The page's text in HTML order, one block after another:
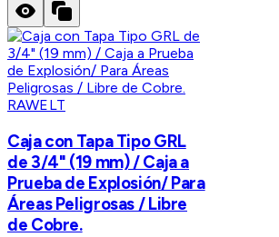
RAWELT
Caja con Tapa Tipo GRL
de 3/4" (19 mm) / Caja a
Prueba de Explosión/ Para
Áreas Peligrosas / Libre
de Cobre.